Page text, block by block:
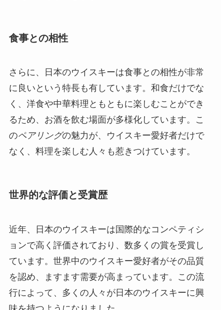
食事との相性
さらに、日本のウイスキーは食事との相性が非常
に良いという特長も有しています。和食だけでな
く、洋食や中華料理ともともに楽しむことができ
るため、お酒を飲む場面が多様化しています。こ
のペアリングの魅力が、ウイスキー愛好者だけで
なく、料理を楽しむ人々も惹きつけています。
世界的な評価と受賞歴
近年、日本のウイスキーは国際的なコンペティシ
ョンで高く評価されており、数多くの賞を受賞し
ています。世界中のウイスキー愛好者がその品質
を認め、ますます需要が高まっています。この流
行によって、多くの人々が日本のウイスキーに興